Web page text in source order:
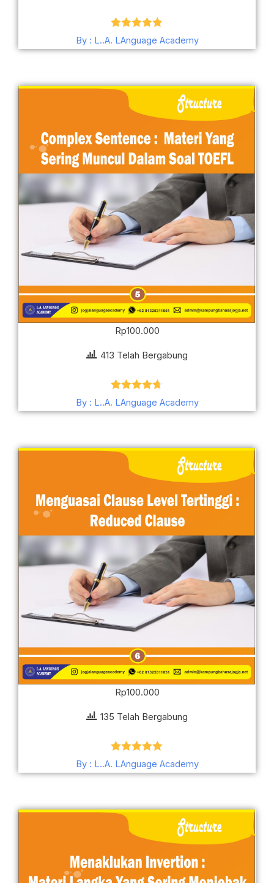
Dinilai4.80
dari 5
By : L..A. LAnguage Academy
Rp100.000
413 Telah Bergabung
Dinilai4.62
dari 5
By : L..A. LAnguage Academy
Rp100.000
135 Telah Bergabung
Dinilai5.00
dari 5
By : L..A. LAnguage Academy